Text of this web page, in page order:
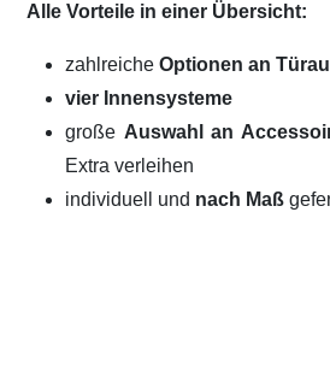
Alle Vorteile in einer Übersicht:
zahlreicheOptionen an
vier Innensysteme
große Auswahl an
Extra verleihen
individuell und nach Maß